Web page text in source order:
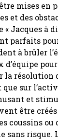
mises en
et des
« Jacques à
parfaits
à brûler
pour
la résolution
sur
et
être
coussins
sans risque.